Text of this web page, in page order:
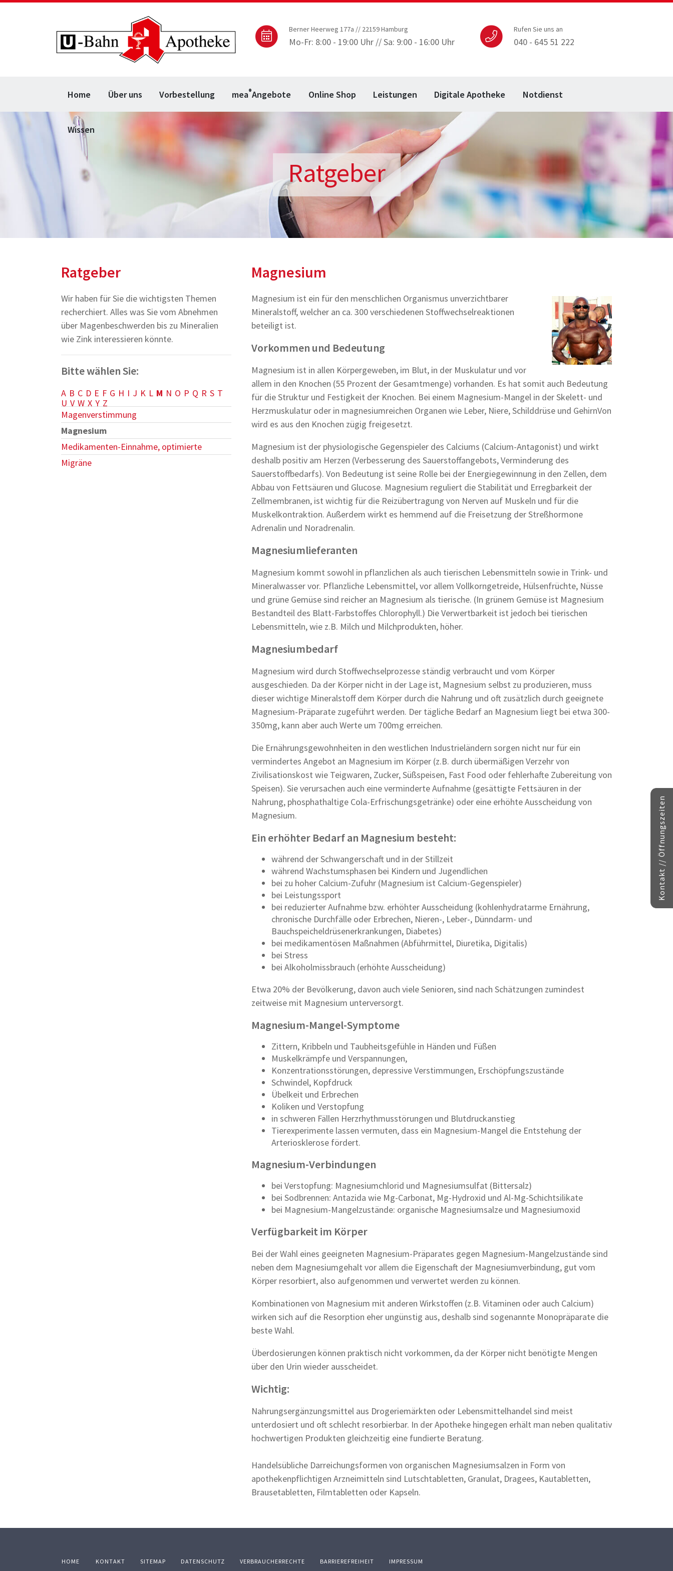
Berner Heerweg 177a // 22159 Hamburg
Mo-Fr: 8:00 - 19:00 Uhr // Sa: 9:00 - 16:00 Uhr
Rufen Sie uns an
040 - 645 51 222
Home Über uns Vorbestellung mea®Angebote Online Shop Leistungen Digitale Apotheke Notdienst
Wissen
Ratgeber
Ratgeber
Wir haben für Sie die wichtigsten Themen
recherchiert. Alles was Sie vom Abnehmen
über Magenbeschwerden bis zu Mineralien
wie Zink interessieren könnte.
Bitte wählen Sie:
A B C D E F G H I J K L M N O P Q R S T
U V W X Y Z
Magenverstimmung
Magnesium
Medikamenten-Einnahme, optimierte
Migräne
Magnesium
Magnesium ist ein für den menschlichen Organismus unverzichtbarer
Mineralstoff, welcher an ca. 300 verschiedenen Stoffwechselreaktionen
beteiligt ist.
Vorkommen und Bedeutung
Magnesium ist in allen Körpergeweben, im Blut, in der Muskulatur und vor
allem in den Knochen (55 Prozent der Gesamtmenge) vorhanden. Es hat somit auch Bedeutung
für die Struktur und Festigkeit der Knochen. Bei einem Magnesium-Mangel in der Skelett- und
Herzmuskulatur oder in magnesiumreichen Organen wie Leber, Niere, Schilddrüse und GehirnVon
wird es aus den Knochen zügig freigesetzt.
Magnesium ist der physiologische Gegenspieler des Calciums (Calcium-Antagonist) und wirkt
deshalb positiv am Herzen (Verbesserung des Sauerstoffangebots, Verminderung des
Sauerstoffbedarfs). Von Bedeutung ist seine Rolle bei der Energiegewinnung in den Zellen, dem
Abbau von Fettsäuren und Glucose. Magnesium reguliert die Stabilität und Erregbarkeit der
Zellmembranen, ist wichtig für die Reizübertragung von Nerven auf Muskeln und für die
Muskelkontraktion. Außerdem wirkt es hemmend auf die Freisetzung der Streßhormone
Adrenalin und Noradrenalin.
Magnesiumlieferanten
Magnesium kommt sowohl in pflanzlichen als auch tierischen Lebensmitteln sowie in Trink- und
Mineralwasser vor. Pflanzliche Lebensmittel, vor allem Vollkorngetreide, Hülsenfrüchte, Nüsse
und grüne Gemüse sind reicher an Magnesium als tierische. (In grünem Gemüse ist Magnesium
Bestandteil des Blatt-Farbstoffes Chlorophyll.) Die Verwertbarkeit ist jedoch bei tierischen
Lebensmitteln, wie z.B. Milch und Milchprodukten, höher.
Magnesiumbedarf
Magnesium wird durch Stoffwechselprozesse ständig verbraucht und vom Körper
ausgeschieden. Da der Körper nicht in der Lage ist, Magnesium selbst zu produzieren, muss
dieser wichtige Mineralstoff dem Körper durch die Nahrung und oft zusätzlich durch geeignete
Magnesium-Präparate zugeführt werden. Der tägliche Bedarf an Magnesium liegt bei etwa 300-
350mg, kann aber auch Werte um 700mg erreichen.
Die Ernährungsgewohnheiten in den westlichen Industrieländern sorgen nicht nur für ein
vermindertes Angebot an Magnesium im Körper (z.B. durch übermäßigen Verzehr von
Zivilisationskost wie Teigwaren, Zucker, Süßspeisen, Fast Food oder fehlerhafte Zubereitung von
Speisen). Sie verursachen auch eine verminderte Aufnahme (gesättigte Fettsäuren in der
Nahrung, phosphathaltige Cola-Erfrischungsgetränke) oder eine erhöhte Ausscheidung von
Magnesium.
Ein erhöhter Bedarf an Magnesium besteht:
während der Schwangerschaft und in der Stillzeit
während Wachstumsphasen bei Kindern und Jugendlichen
bei zu hoher Calcium-Zufuhr (Magnesium ist Calcium-Gegenspieler)
bei Leistungssport
bei reduzierter Aufnahme bzw. erhöhter Ausscheidung (kohlenhydratarme Ernährung,
chronische Durchfälle oder Erbrechen, Nieren-, Leber-, Dünndarm- und
Bauchspeicheldrüsenerkrankungen, Diabetes)
bei medikamentösen Maßnahmen (Abführmittel, Diuretika, Digitalis)
bei Stress
bei Alkoholmissbrauch (erhöhte Ausscheidung)
Etwa 20% der Bevölkerung, davon auch viele Senioren, sind nach Schätzungen zumindest
zeitweise mit Magnesium unterversorgt.
Magnesium-Mangel-Symptome
Zittern, Kribbeln und Taubheitsgefühle in Händen und Füßen
Muskelkrämpfe und Verspannungen,
Konzentrationsstörungen, depressive Verstimmungen, Erschöpfungszustände
Schwindel, Kopfdruck
Übelkeit und Erbrechen
Koliken und Verstopfung
in schweren Fällen Herzrhythmusstörungen und Blutdruckanstieg
Tierexperimente lassen vermuten, dass ein Magnesium-Mangel die Entstehung der
Arteriosklerose fördert.
Magnesium-Verbindungen
bei Verstopfung: Magnesiumchlorid und Magnesiumsulfat (Bittersalz)
bei Sodbrennen: Antazida wie Mg-Carbonat, Mg-Hydroxid und Al-Mg-Schichtsilikate
bei Magnesium-Mangelzustände: organische Magnesiumsalze und Magnesiumoxid
Verfügbarkeit im Körper
Bei der Wahl eines geeigneten Magnesium-Präparates gegen Magnesium-Mangelzustände sind
neben dem Magnesiumgehalt vor allem die Eigenschaft der Magnesiumverbindung, gut vom
Körper resorbiert, also aufgenommen und verwertet werden zu können.
Kombinationen von Magnesium mit anderen Wirkstoffen (z.B. Vitaminen oder auch Calcium)
wirken sich auf die Resorption eher ungünstig aus, deshalb sind sogenannte Monopräparate die
beste Wahl.
Überdosierungen können praktisch nicht vorkommen, da der Körper nicht benötigte Mengen
über den Urin wieder ausscheidet.
Wichtig:
Nahrungsergänzungsmittel aus Drogeriemärkten oder Lebensmittelhandel sind meist
unterdosiert und oft schlecht resorbierbar. In der Apotheke hingegen erhält man neben qualitativ
hochwertigen Produkten gleichzeitig eine fundierte Beratung.
Handelsübliche Darreichungsformen von organischen Magnesiumsalzen in Form von
apothekenpflichtigen Arzneimitteln sind Lutschtabletten, Granulat, Dragees, Kautabletten,
Brausetabletten, Filmtabletten oder Kapseln.
HOME KONTAKT SITEMAP DATENSCHUTZ VERBRAUCHERRECHTE BARRIEREFREIHEIT IMPRESSUM
Kontakt // Öffnungszeiten